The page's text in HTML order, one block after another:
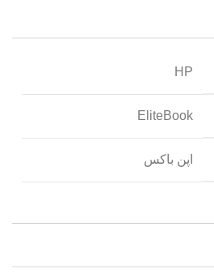
HP
EliteBook
اپن باکس